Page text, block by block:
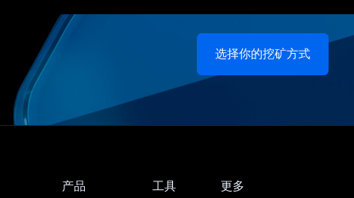
选择你的挖矿方式
产品 工具 更多